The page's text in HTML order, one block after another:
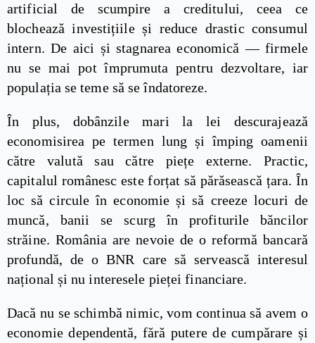
artificial de scumpire a creditului, ceea ce
blochează investițiile și reduce drastic consumul
intern. De aici și stagnarea economică — firmele
nu se mai pot împrumuta pentru dezvoltare, iar
populația se teme să se îndatoreze.
În plus, dobânzile mari la lei descurajează
economisirea pe termen lung și împing oamenii
către valută sau către piețe externe. Practic,
capitalul românesc este forțat să părăsească țara. În
loc să circule în economie și să creeze locuri de
muncă, banii se scurg în profiturile băncilor
străine. România are nevoie de o reformă bancară
profundă, de o BNR care să servească interesul
național și nu interesele pieței financiare.
Dacă nu se schimbă nimic, vom continua să avem o
economie dependentă, fără putere de cumpărare și